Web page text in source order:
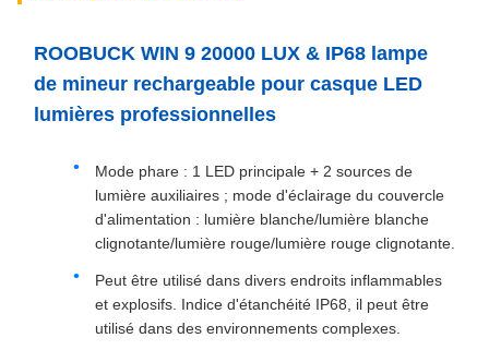
ROOBUCK WIN 9 20000 LUX & IP68 lampe
de mineur rechargeable pour casque LED
lumières professionnelles
Mode phare : 1 LED principale + 2 sources de
lumière auxiliaires ; mode d'éclairage du couvercle
d'alimentation : lumière blanche/lumière blanche
clignotante/lumière rouge/lumière rouge clignotante.
Peut être utilisé dans divers endroits inflammables
et explosifs. Indice d'étanchéité IP68, il peut être
utilisé dans des environnements complexes.